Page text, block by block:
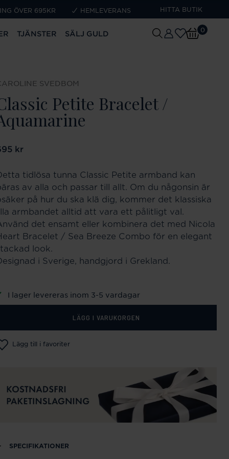
ÖVER 695KR HEMLEVERANS HITTA BUTIK
TJÄNSTER SÄLJ GULD 0
SVEDBOM
Petite Bracelet /
:695 kr
kr
tidlösa tunna Classic Petite armband kan
av alla och passar till allt. Om du någonsin är
på hur du ska klä dig, kommer det klassiska
armbandet alltid att vara ett pålitligt val.
det ensamt eller kombinera det med Nicola
Bracelet / Sea Breeze Combo för en elegant
look.
i Sverige, handgjord i Grekland.
I lager levereras inom 3-5 vardagar
LÄGG I VARUKORGEN
Lägg till i favoriter
SPECIFIKATIONER